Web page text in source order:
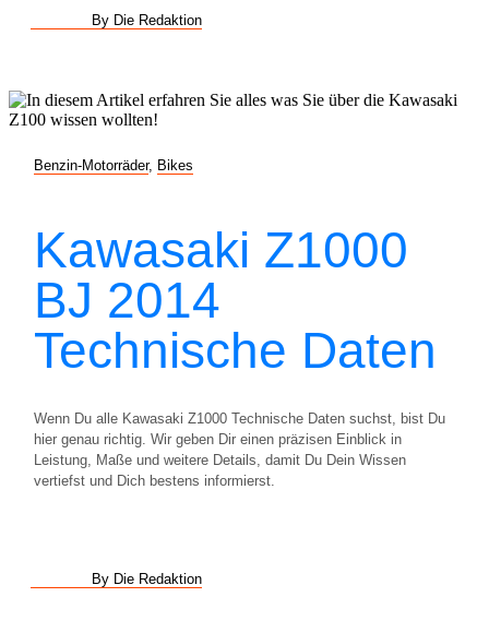
By Die Redaktion
Benzin-Motorräder, Bikes
Kawasaki Z1000
BJ 2014
Technische Daten
Wenn Du alle Kawasaki Z1000 Technische Daten suchst, bist Du
hier genau richtig. Wir geben Dir einen präzisen Einblick in
Leistung, Maße und weitere Details, damit Du Dein Wissen
vertiefst und Dich bestens informierst.
By Die Redaktion